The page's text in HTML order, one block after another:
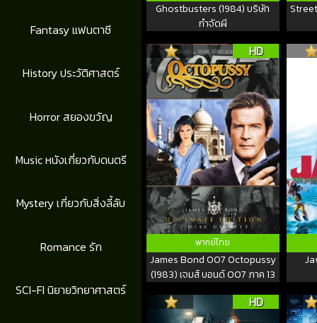
Fantasy แฟนตาซี
History ประวัติศาสตร์
Horror สยองขวัญ
Music หนังเกี่ยวกับดนตรี
Mystery เกี่ยวกับสิ่งลี้ลับ
Romance รัก
SCI-FI นิยายวิทยาศาสตร์
Ghostbusters (1984) บริษัท
กำจัดผี
HD
พากย์ไทย
James Bond 007 Octopussy
(1983) เจมส์ บอนด์ 007 ภาค 13
HD